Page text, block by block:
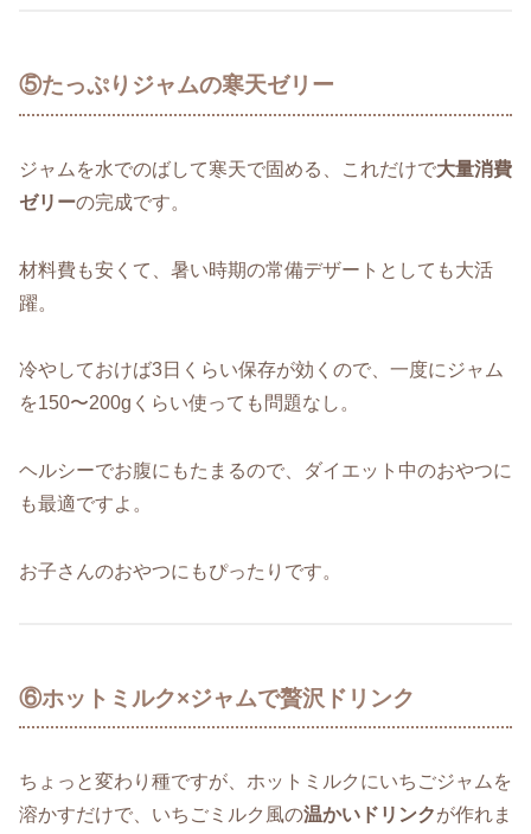
⑤たっぷりジャムの寒天ゼリー
ジャムを水でのばして寒天で固める、これだけで大量消費
ゼリーの完成です。
材料費も安くて、暑い時期の常備デザートとしても大活
躍。
冷やしておけば3日くらい保存が効くので、一度にジャム
を150〜200gくらい使っても問題なし。
ヘルシーでお腹にもたまるので、ダイエット中のおやつに
も最適ですよ。
お子さんのおやつにもぴったりです。
⑥ホットミルク×ジャムで贅沢ドリンク
ちょっと変わり種ですが、ホットミルクにいちごジャムを
溶かすだけで、いちごミルク風の温かいドリンクが作れま